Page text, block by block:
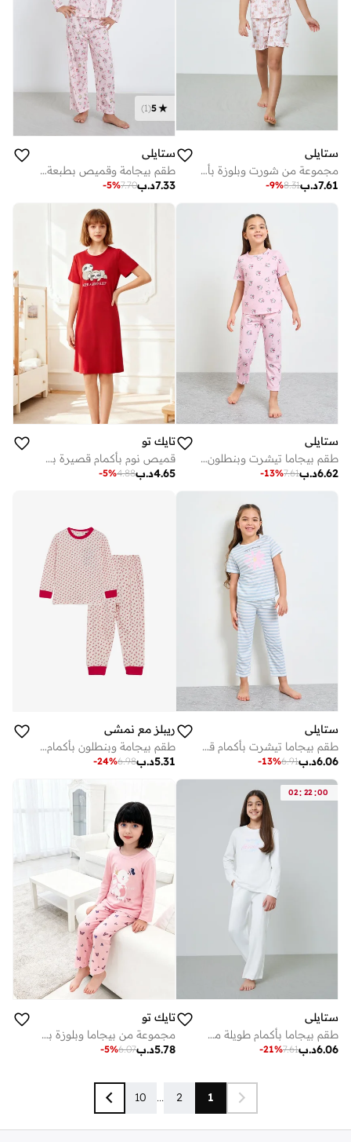
ستايلي
مجموعة من شورت وبلوزة بأزرار أمامية مطبوعة للبنات
د.ب7.61
8.31
-9%
5
(
1
)
ستايلي
طقم بيجامة وقميص بطبعة زهور ستايلي
د.ب7.33
7.70
-5%
ستايلي
طقم بيجاما تيشرت وبنطلون بطبعة جرافيك للفتيات - وردي
د.ب6.62
7.61
-13%
تايك تو
قميص نوم بأكمام قصيرة بطبعة جرافيك
د.ب4.65
4.88
-5%
ستايلي
طقم بيجاما تيشرت بأكمام قصيرة وبنطال مخطط للفتيات
د.ب6.06
6.91
-13%
ريبلز مع نمشي
طقم بيجامة وبنطلون بأكمام طويلة مطبوع للبنات
د.ب5.31
6.98
-24%
02: 22 :00
ستايلي
طقم بيجاما بأكمام طويلة من القطن للفتيات المراهقات - أوف وايت
د.ب6.06
7.61
-21%
تايك تو
مجموعة من بيجاما وبلوزة بطبعة جرافيك
د.ب5.78
6.07
-5%
1
2
...
10